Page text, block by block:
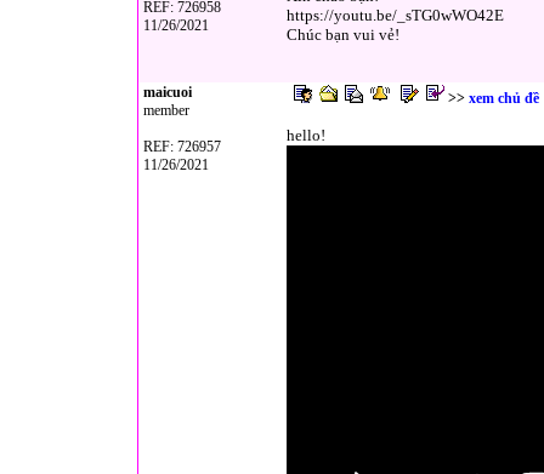
REF: 726958
11/26/2021
https://youtu.be/_sTG0wWO42E
Chúc bạn vui vẻ!
maicuoi
member
REF: 726957
11/26/2021
>> xem chủ đề
hello!